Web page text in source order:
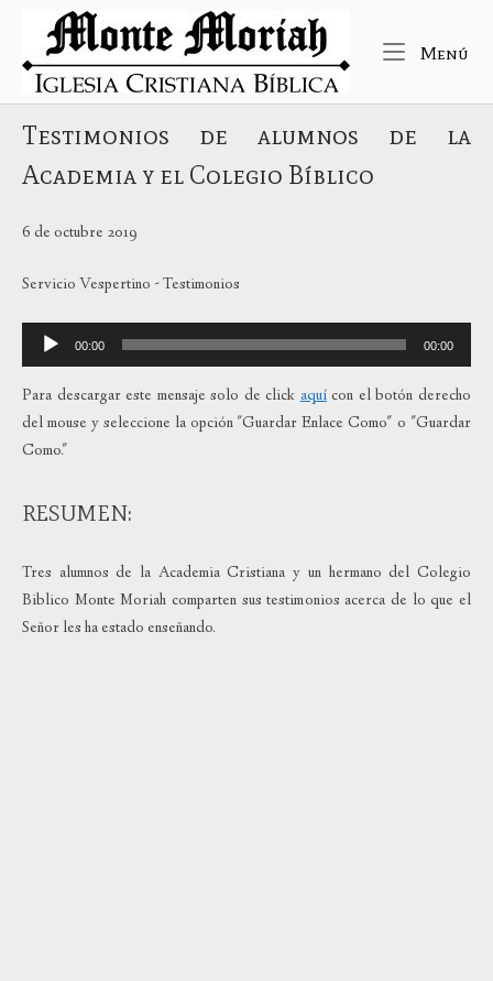
contenido
Inicio
Menú
Testimonios de alumnos de la
Academia y el Colegio Bíblico
6 de octubre 2019
Servicio Vespertino - Testimonios
Reproductor
de
audio
00:00 00:00
Para descargar este mensaje solo de clickaquícon el botón derecho
del mouse y seleccione la opción "Guardar Enlace Como" o "Guardar
Como."
RESUMEN:
Tres alumnos de la Academia Cristiana y un hermano del Colegio
Biblico Monte Moriah comparten sus testimonios acerca de lo que el
Señor les ha estado enseñando.